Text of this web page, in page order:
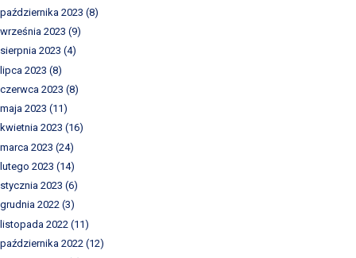
października 2023 (8)
września 2023 (9)
sierpnia 2023 (4)
lipca 2023 (8)
czerwca 2023 (8)
maja 2023 (11)
kwietnia 2023 (16)
marca 2023 (24)
lutego 2023 (14)
stycznia 2023 (6)
grudnia 2022 (3)
listopada 2022 (11)
października 2022 (12)